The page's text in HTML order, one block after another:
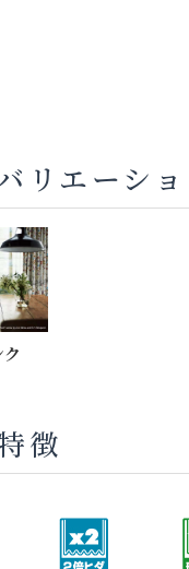
リエーシ
徴